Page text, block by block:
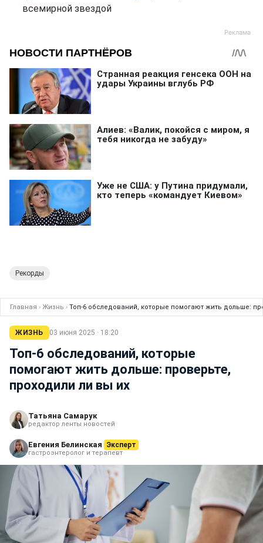
всемирной звездой
Рекорды
Главная › Жизнь › Топ-6 обследований, которые помогают жить дольше:
ЖИЗНЬ 03 июня 2025 · 18:20
Топ-6 обследований, которые
помогают жить дольше: проверьте,
проходили ли вы их
Татьяна Самарук
редактор ленты новостей
Евгения Белинская Эксперт
гастроэнтеролог и терапевт